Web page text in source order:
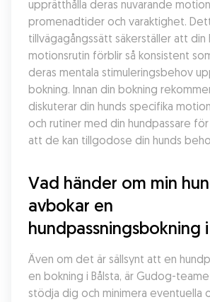
upprätthålla deras nuvarande
promenadtider och varaktighet.
tillvägagångssätt säkerställer att din
motionsrutin förblir så konsistent
deras mentala stimuleringsbehov
bokning. Innan din bokning
diskuterar din hunds specifika
och rutiner med din hundpassare
att de kan tillgodose din hunds
Vad händer om min
avbokar en
hundpassningsbokning
Även om det är sällsynt att en
en bokning i Bålsta, är Gudog-
stödja dig och minimera eventuella